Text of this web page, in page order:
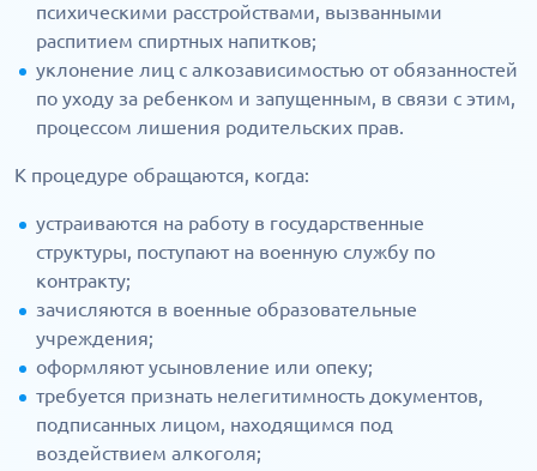
психическими расстройствами, вызванными
распитием спиртных напитков;
уклонение лиц с алкозависимостью от обязанностей
по уходу за ребенком и запущенным, в связи с этим,
процессом лишения родительских прав.
К процедуре обращаются, когда:
устраиваются на работу в государственные
структуры, поступают на военную службу по
контракту;
зачисляются в военные образовательные
учреждения;
оформляют усыновление или опеку;
требуется признать нелегитимность документов,
подписанных лицом, находящимся под
воздействием алкоголя;